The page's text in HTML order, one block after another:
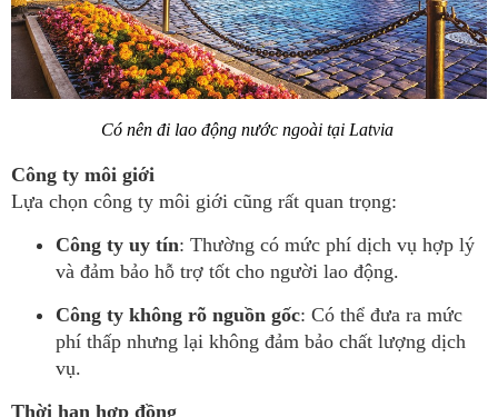
Có nên đi lao động nước ngoài tại Latvia
Công ty môi giới
Lựa chọn công ty môi giới cũng rất quan trọng:
Công ty uy tín: Thường có mức phí dịch vụ hợp lý
và đảm bảo hỗ trợ tốt cho người lao động.
Công ty không rõ nguồn gốc: Có thể đưa ra mức
phí thấp nhưng lại không đảm bảo chất lượng dịch
vụ.
Thời hạn hợp đồng